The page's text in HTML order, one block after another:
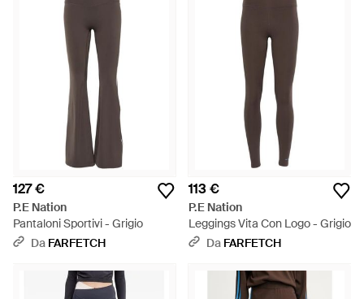
127 €
P.E Nation
Pantaloni Sportivi - Grigio
Da FARFETCH
113 €
P.E Nation
Leggings Vita Con Logo - Grigio
Da FARFETCH